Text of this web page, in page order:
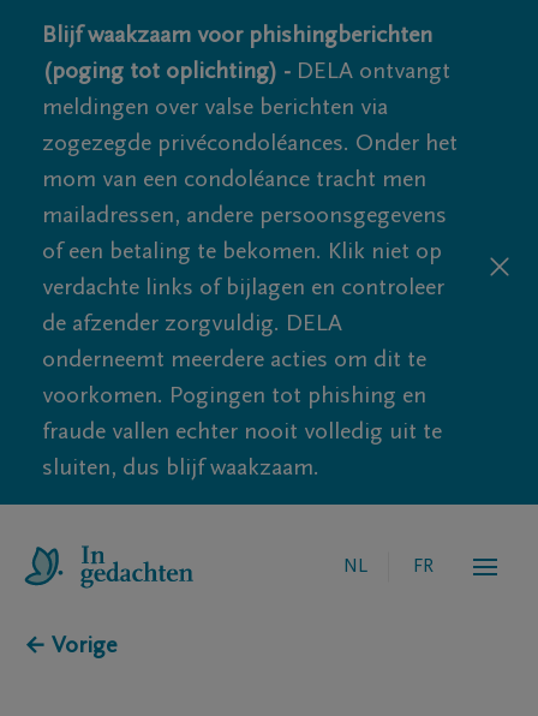
Blijf waakzaam voor phishingberichten
(poging tot oplichting) - DELA ontvangt
meldingen over valse berichten via
zogezegde privécondoléances. Onder het
mom van een condoléance tracht men
mailadressen, andere persoonsgegevens
of een betaling te bekomen. Klik niet op
verdachte links of bijlagen en controleer
de afzender zorgvuldig. DELA
onderneemt meerdere acties om dit te
voorkomen. Pogingen tot phishing en
fraude vallen echter nooit volledig uit te
sluiten, dus blijf waakzaam.
NL FR
← Vorige